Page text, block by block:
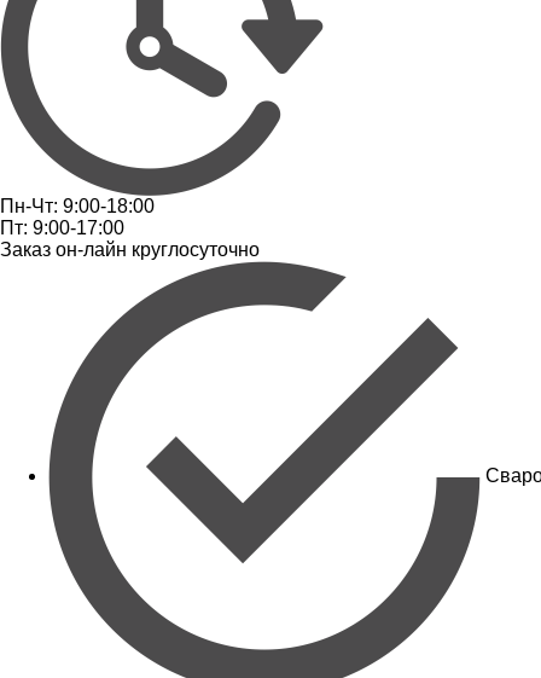
Пн-Чт: 9:00-18:00
Пт: 9:00-17:00
Заказ он-лайн круглосуточно